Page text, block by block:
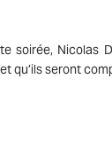
soirée, Nicolas
qu’ils seront